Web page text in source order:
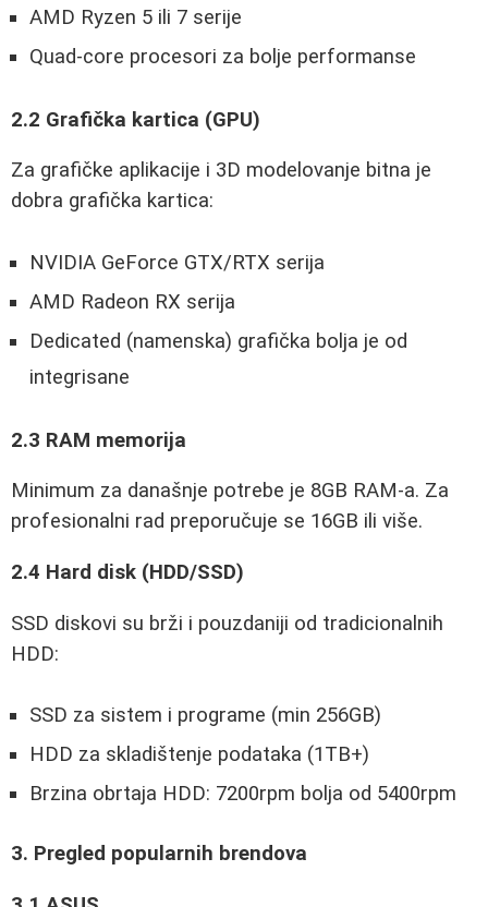
AMD Ryzen 5 ili 7 serije
Quad-core procesori za bolje performanse
2.2 Grafička kartica (GPU)
Za grafičke aplikacije i 3D modelovanje bitna je
dobra grafička kartica:
NVIDIA GeForce GTX/RTX serija
AMD Radeon RX serija
Dedicated (namenska) grafička bolja je od
integrisane
2.3 RAM memorija
Minimum za današnje potrebe je 8GB RAM-a. Za
profesionalni rad preporučuje se 16GB ili više.
2.4 Hard disk (HDD/SSD)
SSD diskovi su brži i pouzdaniji od tradicionalnih
HDD:
SSD za sistem i programe (min 256GB)
HDD za skladištenje podataka (1TB+)
Brzina obrtaja HDD: 7200rpm bolja od 5400rpm
3. Pregled popularnih brendova